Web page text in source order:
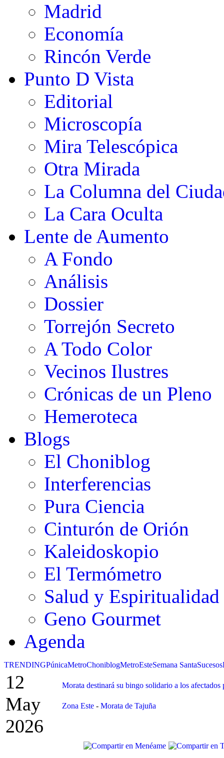
Madrid
Economía
Rincón Verde
Punto D Vista
Editorial
Microscopía
Mira Telescópica
Otra Mirada
La Columna del
La Cara Oculta
Lente de Aumento
A Fondo
Análisis
Dossier
Torrejón Secreto
A Todo Color
Vecinos Ilustres
Crónicas de un Pleno
Hemeroteca
Blogs
El Choniblog
Interferencias
Pura Ciencia
Cinturón de Orión
Kaleidoskopio
El Termómetro
Salud y Espiritualidad
Geno Gourmet
Agenda
TRENDINGPúnicaMetroChoniblogMetroEsteSemana SantaSucesos
12
May
2026
Morata destinará su bingo solidario a los afectados
Zona Este - Morata de Tajuña